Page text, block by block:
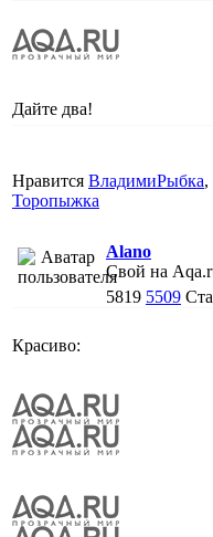
Дайте два!
Нравится ВладимиРыбка,
Торопыжка
Alano
Свой на
5819 5509
Красиво: